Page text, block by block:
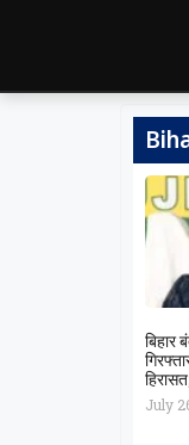
बिहार
July